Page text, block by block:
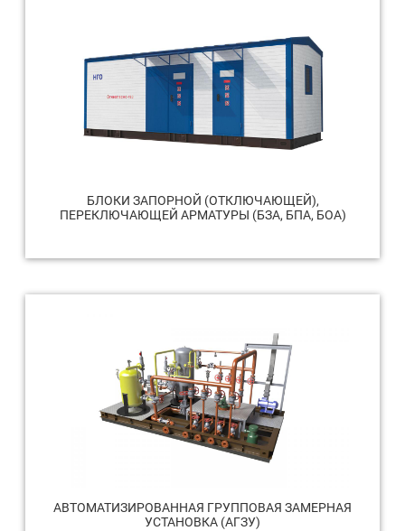
БЛОКИ ЗАПОРНОЙ (ОТКЛЮЧАЮЩЕЙ),
ПЕРЕКЛЮЧАЮЩЕЙ АРМАТУРЫ (БЗА, БПА, БОА)
АВТОМАТИЗИРОВАННАЯ ГРУППОВАЯ ЗАМЕРНАЯ
УСТАНОВКА (АГЗУ)